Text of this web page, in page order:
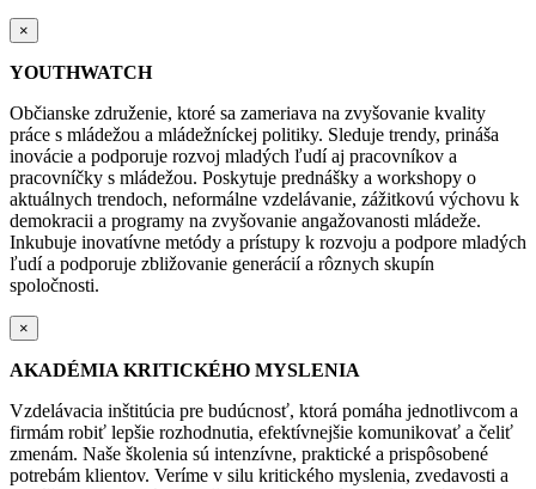
×
YOUTHWATCH
Občianske združenie, ktoré sa zameriava na zvyšovanie kvality
práce s mládežou a mládežníckej politiky. Sleduje trendy, prináša
inovácie a podporuje rozvoj mladých ľudí aj pracovníkov a
pracovníčky s mládežou. Poskytuje prednášky a workshopy o
aktuálnych trendoch, neformálne vzdelávanie, zážitkovú výchovu k
demokracii a programy na zvyšovanie angažovanosti mládeže.
Inkubuje inovatívne metódy a prístupy k rozvoju a podpore mladých
ľudí a podporuje zbližovanie generácií a rôznych skupín
spoločnosti.
×
AKADÉMIA KRITICKÉHO MYSLENIA
Vzdelávacia inštitúcia pre budúcnosť, ktorá pomáha jednotlivcom a
firmám robiť lepšie rozhodnutia, efektívnejšie komunikovať a čeliť
zmenám. Naše školenia sú intenzívne, praktické a prispôsobené
potrebám klientov. Veríme v silu kritického myslenia, zvedavosti a